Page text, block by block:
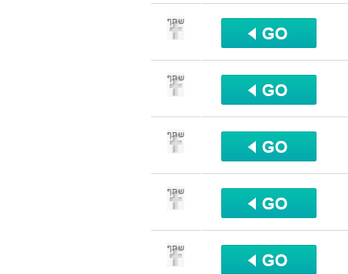
שתף
שתף
שתף
שתף
שתף